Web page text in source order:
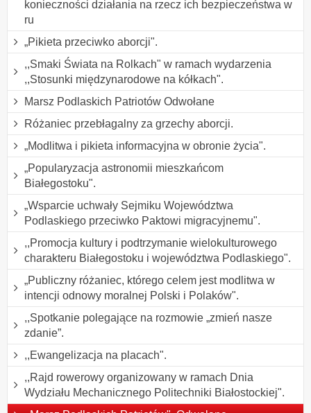
konieczności działania na rzecz ich bezpieczeństwa w
ru
„Pikieta przeciwko aborcji".
,,Smaki Świata na Rolkach" w ramach wydarzenia
,,Stosunki międzynarodowe na kółkach".
Marsz Podlaskich Patriotów Odwołane
Różaniec przebłagalny za grzechy aborcji.
„Modlitwa i pikieta informacyjna w obronie życia".
„Popularyzacja astronomii mieszkańcom
Białegostoku".
„Wsparcie uchwały Sejmiku Województwa
Podlaskiego przeciwko Paktowi migracyjnemu".
,,Promocja kultury i podtrzymanie wielokulturowego
charakteru Białegostoku i województwa Podlaskiego".
„Publiczny różaniec, którego celem jest modlitwa w
intencji odnowy moralnej Polski i Polaków".
,,Spotkanie polegające na rozmowie „zmień nasze
zdanie”.
,,Ewangelizacja na placach".
,,Rajd rowerowy organizowany w ramach Dnia
Wydziału Mechanicznego Politechniki Białostockiej".